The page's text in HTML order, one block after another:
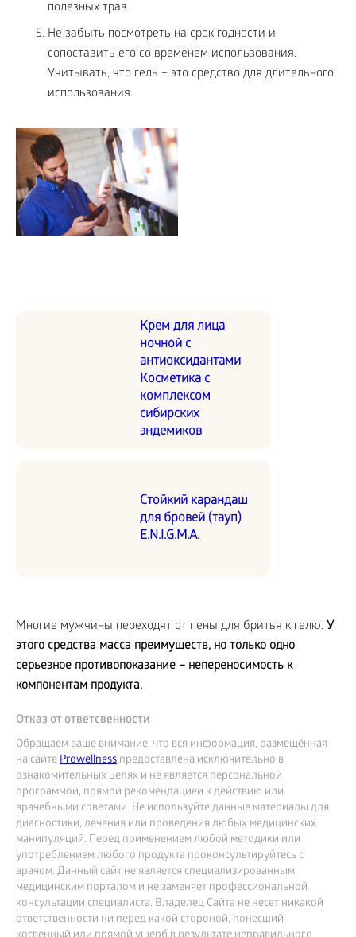
полезных трав.
Не забыть посмотреть на срок годности и
сопоставить его со временем использования.
Учитывать, что гель – это средство для длительного
использования.
Крем для лица
ночной с
антиоксидантами
Косметика с
комплексом
сибирских
эндемиков
Стойкий карандаш
для бровей (тауп)
E.N.I.G.M.A.
Многие мужчины переходят от пены для бритья к гелю. У
этого средства масса преимуществ, но только одно
серьезное противопоказание – непереносимость к
компонентам продукта.
Отказ от ответсвенности
Обращаем ваше внимание, что вся информация, размещённая
на сайтеProwellness предоставлена исключительно в
ознакомительных целях и не является персональной
программой, прямой рекомендацией к действию или
врачебными советами. Не используйте данные материалы для
диагностики, лечения или проведения любых медицинских
манипуляций. Перед применением любой методики или
употреблением любого продукта проконсультируйтесь с
врачом. Данный сайт не является специализированным
медицинским порталом и не заменяет профессиональной
консультации специалиста. Владелец Сайта не несет никакой
ответственности ни перед какой стороной, понесший